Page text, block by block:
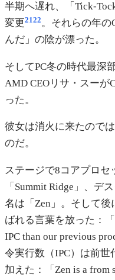
半期へ遅れ、「Tick-
変更 2122。それらの年の
んだ」の陰が漂った。
そしてPC冬の時代最深
AMD CEOリサ・スーが
った。
彼女は消火に来たので
のだ。
ステージで8コアプロセ
「Summit Ridge」、デ
名は「Zen」。そして
ばれる言葉を放った：
IPC than our previous
令実行数（IPC）は前世
加えた：「Zen is a from